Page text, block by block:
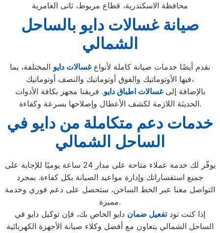
محافظة الاسكندرية، قطاع مريوط، ثانى العامرية
صيانة غسالات دايو بالساحل
الشمالي
نقدم أيضًا خدمات صيانة كاملة لأنواعغسالات دايو المختلفة، بما
فيها الأوتوماتيك والفوق أوتوماتيك والنصف أوتوماتيك،
بالإضافة إلىغسالات اطباق دايو. فريقنا مجهز بكافة الأدوات
الحديثة اللازمة لكشف الأعطال وإصلاحها بسرعة وكفاءة.
خدمات دعم متكاملة من دايو في
الساحل الشمالي
يوفّر لك خدمة عملاء متاحة على مدار 24 ساعة يوميًا للإجابة على
جميع استفساراتك وإدارة مواعيد الصيانة بكل كفاءة. بمجرد
التواصل معنا عبر الخط الساخن، ستحصل على دعم فوري وخدمة
مميزة.
إذا كنت تودتفعيل ضمان دايو الخاص بك، فإن توكيل دايو في
الساحل الشمالي يتعاون مع أفضل وكلاء صيانة الأجهزة الكهربائية